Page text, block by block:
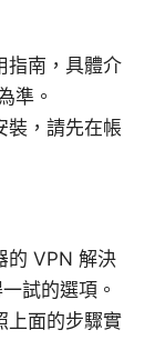
指南，具體介
準。
裝，請先在帳
的 VPN 解決
試的選項。
上面的步驟實